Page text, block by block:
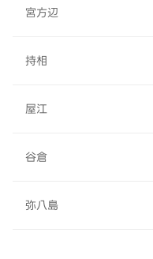
宮方辺
持相
屋江
谷倉
弥八島